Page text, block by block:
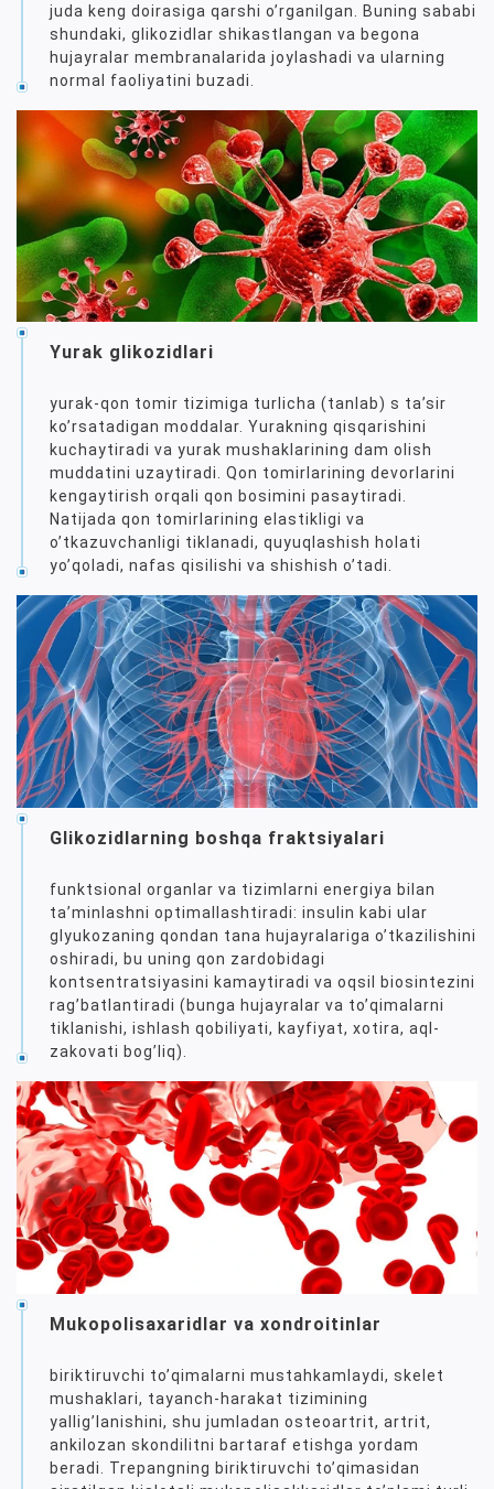
juda keng doirasiga qarshi oʼrganilgan. Buning sababi
shundaki, glikozidlar shikastlangan va begona
hujayralar membranalarida joylashadi va ularning
normal faoliyatini buzadi.
Yurak glikozidlari
yurak-qon tomir tizimiga turlicha (tanlab) s taʼsir
koʼrsatadigan moddalar. Yurakning qisqarishini
kuchaytiradi va yurak mushaklarining dam olish
muddatini uzaytiradi. Qon tomirlarining devorlarini
kengaytirish orqali qon bosimini pasaytiradi.
Natijada qon tomirlarining elastikligi va
oʼtkazuvchanligi tiklanadi, quyuqlashish holati
yoʼqoladi, nafas qisilishi va shishish oʼtadi.
Glikozidlarning boshqa fraktsiyalari
funktsional organlar va tizimlarni energiya bilan
taʼminlashni optimallashtiradi: insulin kabi ular
glyukozaning qondan tana hujayralariga oʼtkazilishini
oshiradi, bu uning qon zardobidagi
kontsentratsiyasini kamaytiradi va oqsil biosintezini
ragʼbatlantiradi (bunga hujayralar va toʼqimalarni
tiklanishi, ishlash qobiliyati, kayfiyat, xotira, aql-
zakovati bogʼliq).
Mukopolisaxaridlar va xondroitinlar
biriktiruvchi toʼqimalarni mustahkamlaydi, skelet
mushaklari, tayanch-harakat tizimining
yalligʼlanishini, shu jumladan osteoartrit, artrit,
ankilozan skondilitni bartaraf etishga yordam
beradi. Trepangning biriktiruvchi toʼqimasidan